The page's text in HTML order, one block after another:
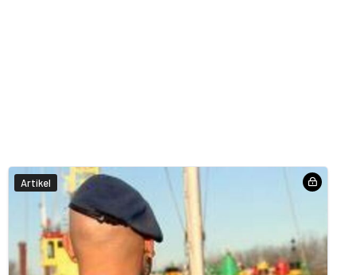
Artikel